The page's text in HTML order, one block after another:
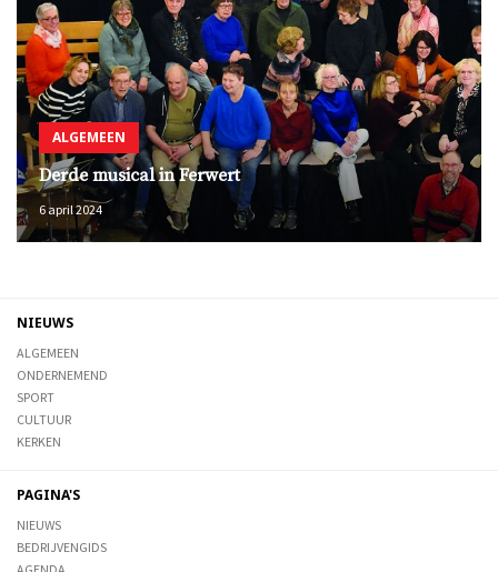
ALGEMEEN
Derde musical in Ferwert
6 april 2024
NIEUWS
ALGEMEEN
ONDERNEMEND
SPORT
CULTUUR
KERKEN
PAGINA'S
NIEUWS
BEDRIJVENGIDS